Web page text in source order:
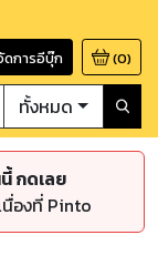
ดการอีบุ๊ก (0)
ทั้งหมด
กดเลย
องที่ Pinto